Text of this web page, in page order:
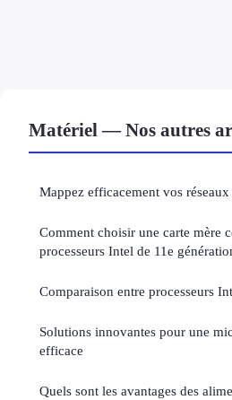
Matériel — Nos autres
Mappez efficacement vos
Comment choisir une carte mère
processeurs Intel de 11e
Comparaison entre processeurs
Solutions innovantes pour une
efficace
Quels sont les avantages des